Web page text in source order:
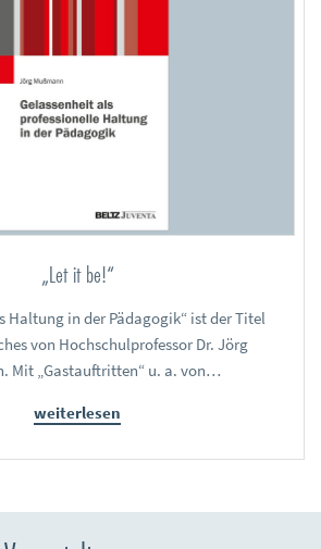
„Let it be!“
Haltung in der Pädagogik“ ist der Titel
von Hochschulprofessor Dr. Jörg
Mit „Gastauftritten“ u. a. von…
weiterlesen